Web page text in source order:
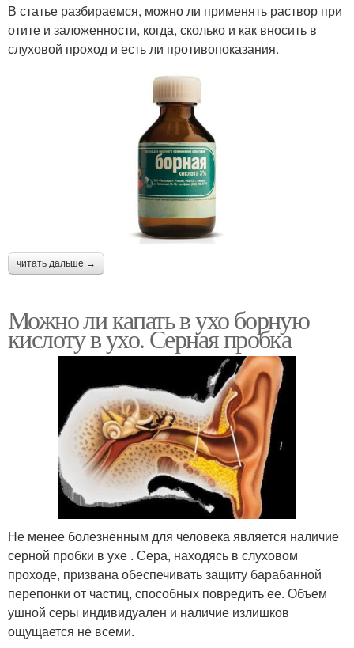
В статье разбираемся, можно ли применять раствор при
отите и заложенности, когда, сколько и как вносить в
слуховой проход и есть ли противопоказания.
читать дальше →
Можно ли капать в ухо борную
кислоту в ухо. Серная пробка
Не менее болезненным для человека является наличие
серной пробки в ухе . Сера, находясь в слуховом
проходе, призвана обеспечивать защиту барабанной
перепонки от частиц, способных повредить ее. Объем
ушной серы индивидуален и наличие излишков
ощущается не всеми.